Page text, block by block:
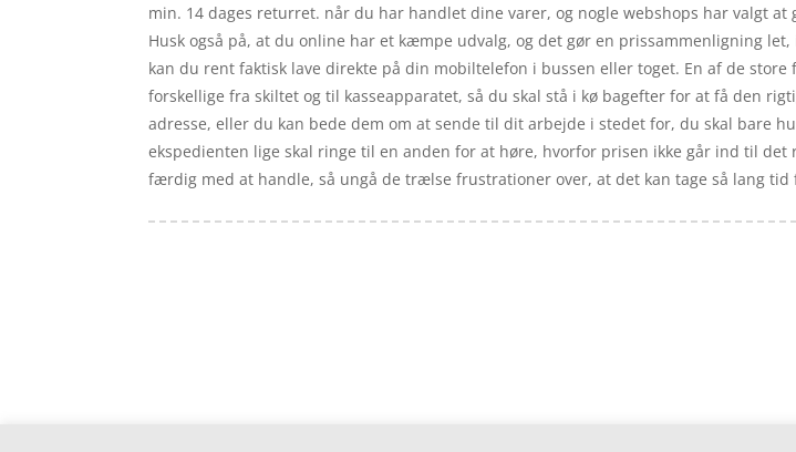
min. 14 dages returret. når du har handlet dine varer, og nogle webshops har valgt
Husk også på, at du online har et kæmpe udvalg, og det gør en prissammenligning
kan du rent faktisk lave direkte på din mobiltelefon i bussen eller toget. En af de
forskellige fra skiltet og til kasseapparatet, så du skal stå i kø bagefter for at få den
adresse, eller du kan bede dem om at sende til dit arbejde i stedet for, du skal bare
ekspedienten lige skal ringe til en anden for at høre, hvorfor prisen ikke går ind til
færdig med at handle, så ungå de trælse frustrationer over, at det kan tage så lang